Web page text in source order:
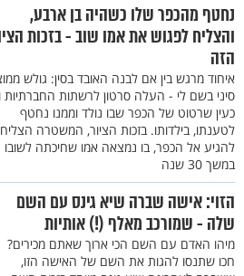
נחטף מהכפר שלו כשהיה בן ארבע,
והצליח לפגוש את אמו שוב - בזכות
הזה
איחוד מרגש בין אם לבנה האובד בסין: גולש
סיני בשם לי - העלה סרטון לרשתות החברתיות
כעין שרטוט של הכפר שבו נולד וממנו נחטף
לטענתו, בילדותו. בזכות הציור, המשטרה
להגיע אל הכפר, בו נמצאה אמו שחיכתה לשובו
במשך 30 שנה
הזוי: אישה שברה שיא גינס עם השם
שלה - שמורכב מאלף (!) אותיות
מיהו האדם עם השם הכי ארוך שאתם מכירים?
חכו שתנסו להגות את השם של האישה הזו,